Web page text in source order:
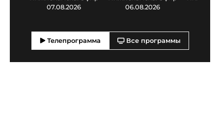
07.08.2026
06.08.2026
Телепрограмма Все программы